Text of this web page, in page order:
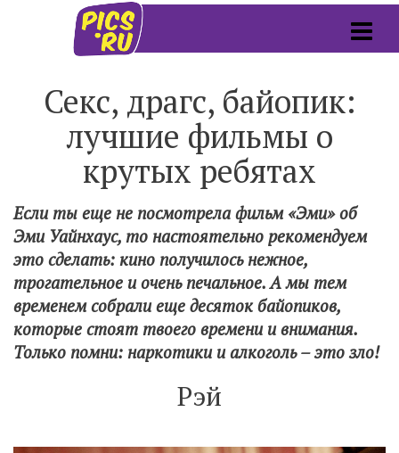
Секс, драгс, байопик:
лучшие фильмы о
крутых ребятах
Если ты еще не посмотрела фильм «Эми» об
Эми Уайнхаус, то настоятельно рекомендуем
это сделать: кино получилось нежное,
трогательное и очень печальное. А мы тем
временем собрали еще десяток байопиков,
которые стоят твоего времени и внимания.
Только помни: наркотики и алкоголь – это зло!
Рэй